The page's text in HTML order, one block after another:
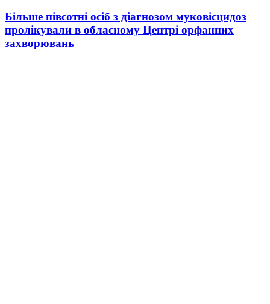
Більше півсотні осіб з діагнозом муковісцидоз
пролікували в обласному Центрі орфанних
захворювань